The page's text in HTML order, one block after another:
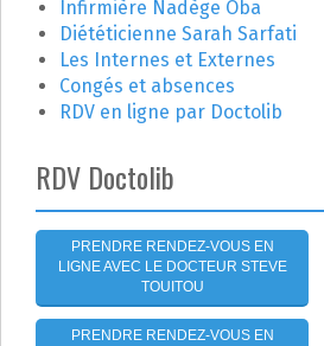
o
n
d
e
l
a
r
:
Infirmière Nadège Oba
Diététicienne Sarah Sarfati
Les Internes et Externes
Congés et absences
RDV en ligne par Doctolib
RDV Doctolib
PRENDRE RENDEZ-VOUS EN
LIGNE AVEC LE DOCTEUR STEVE
TOUITOU
PRENDRE RENDEZ-VOUS EN